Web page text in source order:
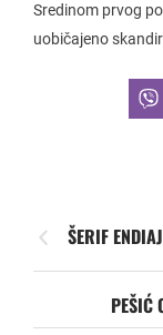
Sredinom prvog
uobičajeno
ŠERIF
PEŠIĆ